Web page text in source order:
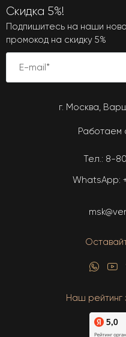
Скидка 5%!
Подпишитесь на наши
промокод на скидку 5%
г. Москва,
Работаем
Тел.: 8-
WhatsApp:
Наш рейтинг